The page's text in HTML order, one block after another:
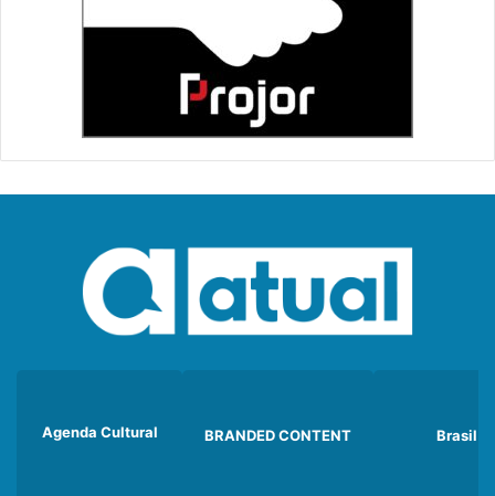
Agenda Cultural BRANDED CONTENT Brasil